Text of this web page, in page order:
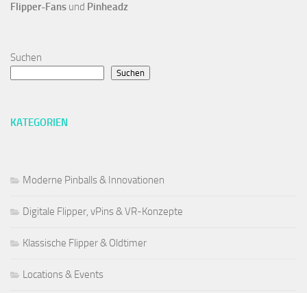
Flipper-Fans und Pinheadz
Suchen
Suchen
KATEGORIEN
Moderne Pinballs & Innovationen
Digitale Flipper, vPins & VR-Konzepte
Klassische Flipper & Oldtimer
Locations & Events